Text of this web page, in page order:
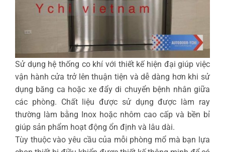
Sử dụng hệ thống co khí với thiết kế hiện đại giúp việc
vận hành cửa trở lên thuận tiện và dễ dàng hơn khi sử
dụng băng ca hoặc xe đẩy di chuyển bệnh nhân giữa
các phòng. Chất liệu được sử dụng được làm ray
thường làm bằng Inox hoặc nhôm cao cấp và bền bỉ
giúp sản phẩm hoạt động ổn định và lâu dài.
Tùy thuộc vào yêu cầu của mỗi phòng mổ mà bạn lựa